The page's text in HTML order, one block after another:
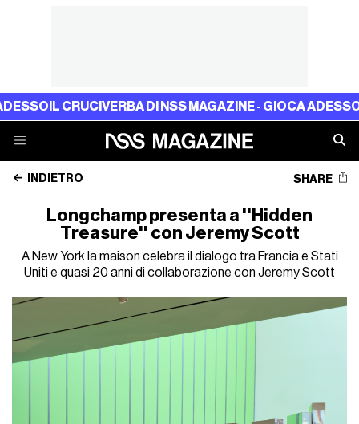
DI NSS MAGAZINE - GIOCA ADESSOIL
INDIETRO SHARE
Longchamp presenta a ''Hidden
Treasure'' con Jeremy Scott
A New York la maison celebra il dialogo tra Francia e Stati
Uniti e quasi 20 anni di collaborazione con Jeremy Scott